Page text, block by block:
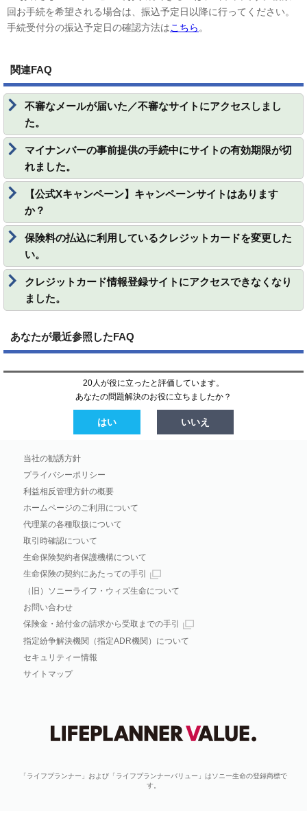
回お手続を希望される場合は、振込予定日以降に行ってください。
手続受付分の振込予定日の確認方法はこちら 。
関連FAQ
不審なメールが届いた／不審なサイトにアクセスしまし
た。
マイナンバーの事前提供の手続中にサイトの有効期限が切
れました。
【公式Xキャンペーン】キャンペーンサイトはあります
か？
保険料の払込に利用しているクレジットカードを変更した
い。
クレジットカード情報登録サイトにアクセスできなくなり
ました。
あなたが最近参照したFAQ
20人が役に立ったと評価しています。
あなたの問題解決のお役に立ちましたか？
はい いいえ
当社の勧誘方針
プライバシーポリシー
利益相反管理方針の概要
ホームページのご利用について
代理業の各種取扱について
取引時確認について
生命保険契約者保護機構について
生命保険の契約にあたっての手引
（旧）ソニーライフ・ウィズ生命について
お問い合わせ
保険金・給付金の請求から受取までの手引
指定紛争解決機関（指定ADR機関）について
セキュリティー情報
サイトマップ
「ライフプランナー」および「ライフプランナーバリュー」はソニー生命の登録商標で
す。